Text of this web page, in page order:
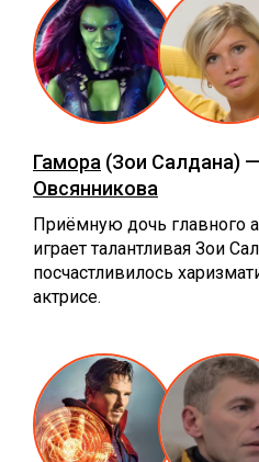
Гамора (Зои Салдана) —
Овсянникова
Приёмную дочь главного
играет талантливая Зои
посчастливилось
актрисе.